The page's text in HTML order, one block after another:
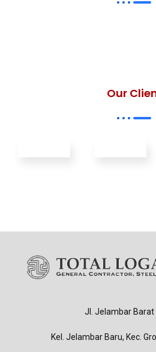
Our
Jl. Jelambar Barat
Kel. Jelambar Baru, Kec.